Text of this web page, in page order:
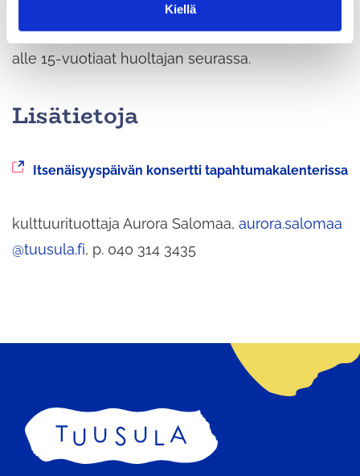
Kiellä
sekä maksuttomia, lukittavia säilytyskaappeja
Monion 2. kerroksessa. Tilaisuus on ikärajaton,
alle 15-vuotiaat huoltajan seurassa.
Lisätietoja
Siirryt
palveluun
Itsenäisyyspäivän konsertti tapahtumakalenterissa
kulttuurituottaja Aurora Salomaa, aurora.salomaa
@tuusula.fi, p. 040 314 3435
Etusivu